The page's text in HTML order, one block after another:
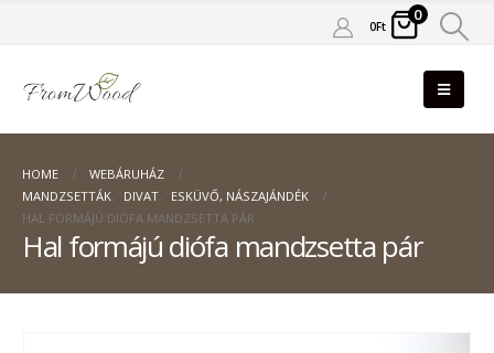
0Ft
0
HOME
WEBÁRUHÁZ
MANDZSETTÁK, DIVAT,
ESKÜVŐ, NÁSZAJÁNDÉK
HAL FORMÁJÚ DIÓFA MANDZSETTA PÁR
Hal formájú diófa mandzsetta pár